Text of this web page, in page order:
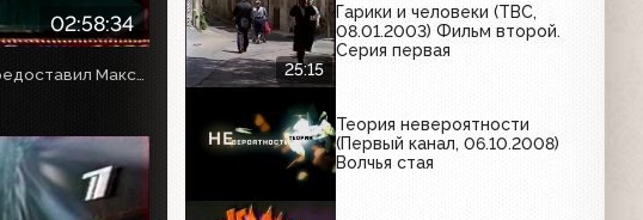
02:58:34
25:15
Гарики и человеки (ТВС,
08.01.2003) Фильм второй.
Серия первая
Теория невероятности
(Первый канал, 06.10.2008)
Волчья стая